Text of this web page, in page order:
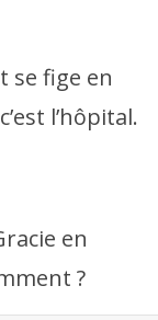
se fige en
l’hôpital.
en
?